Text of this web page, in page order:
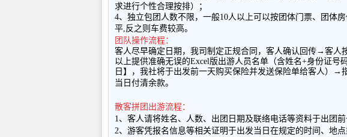
求进行个性合理按排）；
4、独立包团人数不限，一般10人以上可以按团体门票、团体
平 反之则车费较高。
团队操作流程：
客人尽早确定日期，我司制定正规合同，客人确认回传→客人
以上提供准确无误的Excel 版出游人员名单（含姓名+身份证号
日】，我社将于出发前一天购买保险并发送保险单给客人）
当日付清余款。
散客拼团出游流程：
1 、客人请将姓名、人数、出团日期及联络电话等资料于出团
2、游客凭报名信息等相关证明于出发当日在规定的时间、地点